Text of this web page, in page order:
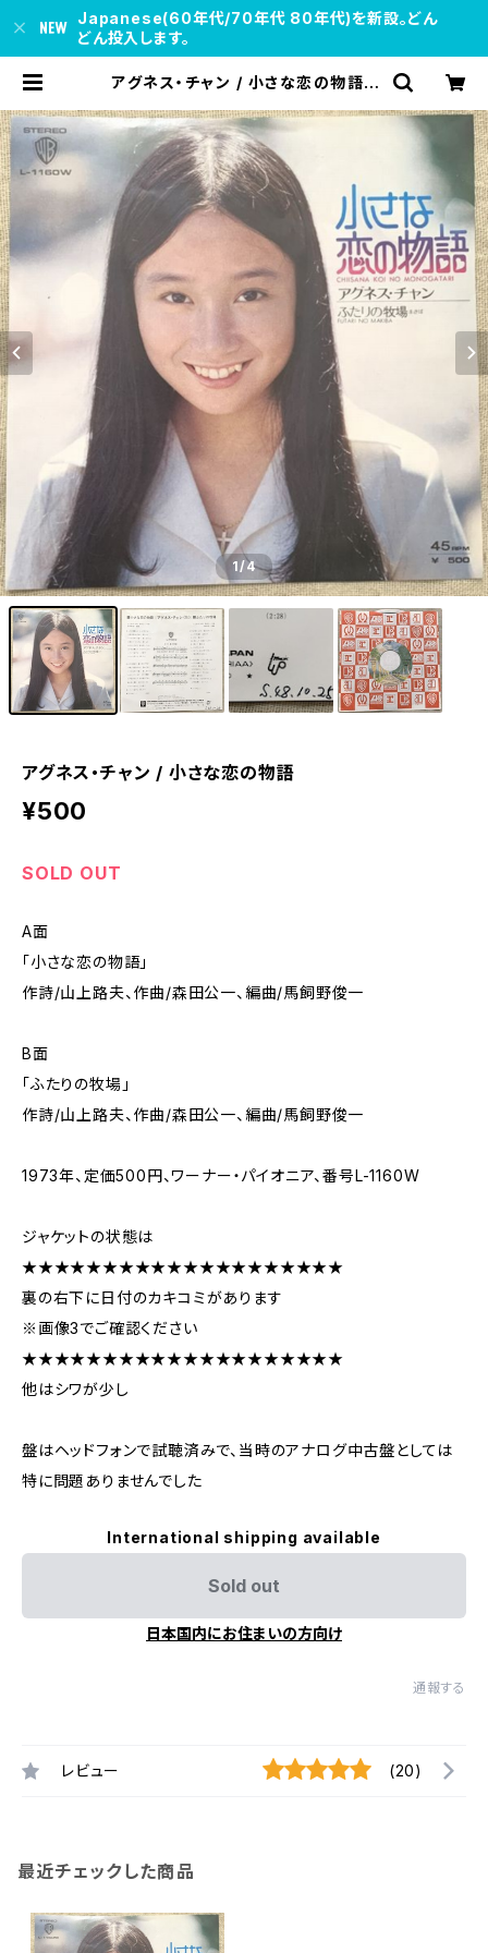
Japanese(60年代/70年代 80年代)を新設。どん
どん投入します。
アグネス・チャン / 小さな恋の物語 |
1/4
アグネス・チャン / 小さな恋の物語
¥500
SOLD OUT
A面
「小さな恋の物語」
作詩/山上路夫、作曲/森田公一、編曲/馬飼野俊一
B面
「ふたりの牧場」
作詩/山上路夫、作曲/森田公一、編曲/馬飼野俊一
1973年、定価500円、ワーナー・パイオニア、番号L-1160W
ジャケットの状態は
★★★★★★★★★★★★★★★★★★★★
裏の右下に日付のカキコミがあります
※画像3でご確認ください
★★★★★★★★★★★★★★★★★★★★
他はシワが少し
盤はヘッドフォンで試聴済みで、当時のアナログ中古盤としては
特に問題ありませんでした
International shipping available
Sold out
日本国内にお住まいの方向け
通報する
レビュー (20)
最近チェックした商品